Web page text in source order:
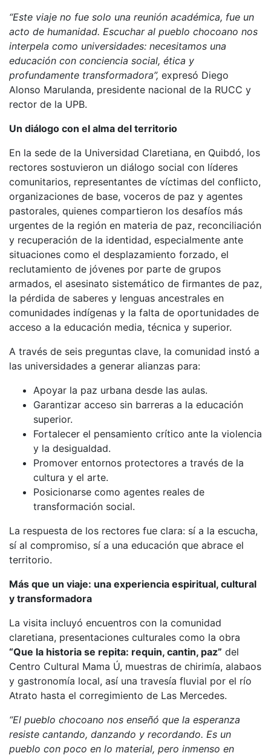
“Este viaje no fue solo una reunión académica, fue un
acto de humanidad. Escuchar al pueblo chocoano nos
interpela como universidades: necesitamos una
educación con conciencia social, ética y
profundamente transformadora”, expresó Diego
Alonso Marulanda, presidente nacional de la RUCC y
rector de la UPB.
Un diálogo con el alma del territorio
En la sede de la Universidad Claretiana, en Quibdó, los
rectores sostuvieron un diálogo social con líderes
comunitarios, representantes de víctimas del conflicto,
organizaciones de base, voceros de paz y agentes
pastorales, quienes compartieron los desafíos más
urgentes de la región en materia de paz, reconciliación
y recuperación de la identidad, especialmente ante
situaciones como el desplazamiento forzado, el
reclutamiento de jóvenes por parte de grupos
armados, el asesinato sistemático de firmantes de paz,
la pérdida de saberes y lenguas ancestrales en
comunidades indígenas y la falta de oportunidades de
acceso a la educación media, técnica y superior.
A través de seis preguntas clave, la comunidad instó a
las universidades a generar alianzas para:
Apoyar la paz urbana desde las aulas.
Garantizar acceso sin barreras a la educación
superior.
Fortalecer el pensamiento crítico ante la violencia
y la desigualdad.
Promover entornos protectores a través de la
cultura y el arte.
Posicionarse como agentes reales de
transformación social.
La respuesta de los rectores fue clara: sí a la escucha,
sí al compromiso, sí a una educación que abrace el
territorio.
Más que un viaje: una experiencia espiritual, cultural
y transformadora
La visita incluyó encuentros con la comunidad
claretiana, presentaciones culturales como la obra
“Que la historia se repita: requin, cantin, paz” del
Centro Cultural Mama Ú, muestras de chirimía, alabaos
y gastronomía local, así una travesía fluvial por el río
Atrato hasta el corregimiento de Las Mercedes.
“El pueblo chocoano nos enseñó que la esperanza
resiste cantando, danzando y recordando. Es un
pueblo con poco en lo material, pero inmenso en